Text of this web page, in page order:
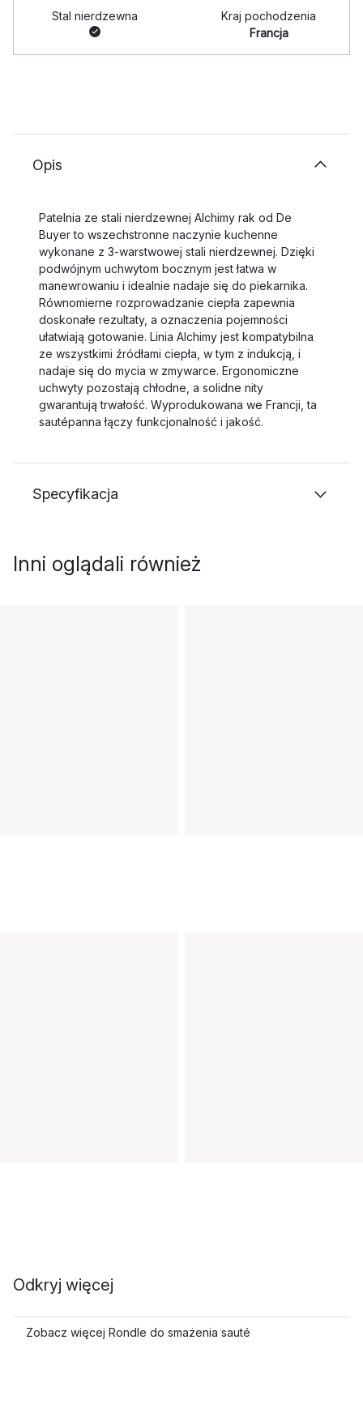
Stal nierdzewna
Kraj pochodzenia
Francja
Opis
Patelnia ze stali nierdzewnej Alchimy rak od De
Buyer to wszechstronne naczynie kuchenne
wykonane z 3‑warstwowej stali nierdzewnej. Dzięki
podwójnym uchwytom bocznym jest łatwa w
manewrowaniu i idealnie nadaje się do piekarnika.
Równomierne rozprowadzanie ciepła zapewnia
doskonałe rezultaty, a oznaczenia pojemności
ułatwiają gotowanie. Linia Alchimy jest kompatybilna
ze wszystkimi źródłami ciepła, w tym z indukcją, i
nadaje się do mycia w zmywarce. Ergonomiczne
uchwyty pozostają chłodne, a solidne nity
gwarantują trwałość. Wyprodukowana we Francji, ta
sautépanna łączy funkcjonalność i jakość.
Specyfikacja
Inni oglądali również
Odkryj więcej
Zobacz więcej Rondle do smażenia sauté